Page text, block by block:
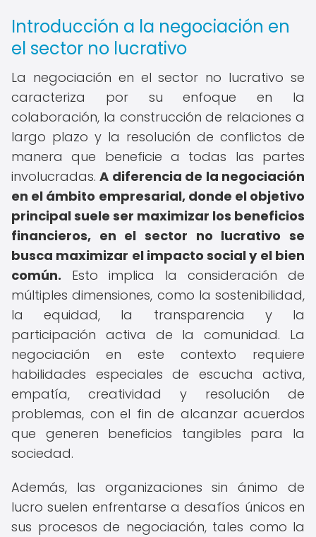
Introducción a la negociación en
el sector no lucrativo
La negociación en el sector no lucrativo se
caracteriza por su enfoque en la
colaboración, la construcción de relaciones a
largo plazo y la resolución de conflictos de
manera que beneficie a todas las partes
involucradas.A diferencia de la negociación
en el ámbito empresarial, donde el objetivo
principal suele ser maximizar los beneficios
financieros, en el sector no lucrativo se
busca maximizar el impacto social y el bien
común. Esto implica la consideración de
múltiples dimensiones, como la sostenibilidad,
la equidad, la transparencia y la
participación activa de la comunidad. La
negociación en este contexto requiere
habilidades especiales de escucha activa,
empatía, creatividad y resolución de
problemas, con el fin de alcanzar acuerdos
que generen beneficios tangibles para la
sociedad.
Además, las organizaciones sin ánimo de
lucro suelen enfrentarse a desafíos únicos en
sus procesos de negociación, tales como la